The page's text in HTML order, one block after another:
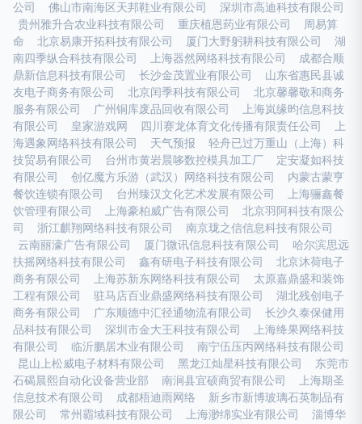
公司
佛山市南海区天邦鞋业有限公司
深圳市高迪科技有限公司
贵州雅升合农业科技有限公司
重庆植恩药业有限公司
周易算
命
北京易康开拓科技有限公司 厦门大野躬耕科技有限公司
湖
南四季纵合科技有限公司
上海器然网络科技有限公司
成都合顺
鼎新信息科技有限公司
长沙金茂置业有限公司
山东省惠民县诚
友电子商务有限公司
北京闰季科技有限公司
北京馨馨敬和商务
服务有限公司
广州铜库废品回收有限公司
上海岚缘昀信息科技
有限公司
皇家游戏网 四川赛龙体育文化传播有限责任公司
上
海遇象网络科技有限公司
天气预报
轻舟已过万重山（上海）科
技贸易有限公司
台州市黄岩晨哆数控模具加工厂
定安凝如科技
有限公司
创亿魔方乐游（武汉）网络科技有限公司
内蒙古蒙亨
餐饮连锁有限公司
台州臻汉文化艺术发展有限公司
上海骊鑫餐
饮管理有限公司
上海豪柏威广告有限公司
北京羽阿科技有限公
司
浙江麒翔网络科技有限公司
南京珑之信信息科技有限公司
云南丽濠广告有限公司
厦门微讯信息科技有限公司
哈尔滨思远
扶摇网络科技有限公司
鑫有研电子科技有限公司
北京沐荷电子
商务有限公司
上海苏新东网络科技有限公司
太原嘉鼎盛和装饰
工程有限公司
驻马店百业鼎盛网络科技有限公司
湖北残创电子
商务有限公司
广东顺德中汇径通物流有限公司
长沙久泰保健用
品科技有限公司
深圳市金大王科技有限公司
上海绛果网络科技
有限公司
临沂鹏居木业有限公司
南宁伍压丙网络科技有限公司
昆山上松威电子材料有限公司
黑龙江灿星科技有限公司
东莞市
石碣晨熙自动化设备营业部
南涧县宜硕商贸有限公司
上海期圣
信息技术有限公司
成都梧迪雨网络
新乡市新博玻璃石英制品有
限公司
常州霸域科技有限公司 上海渺绵实业有限公司 淄博华